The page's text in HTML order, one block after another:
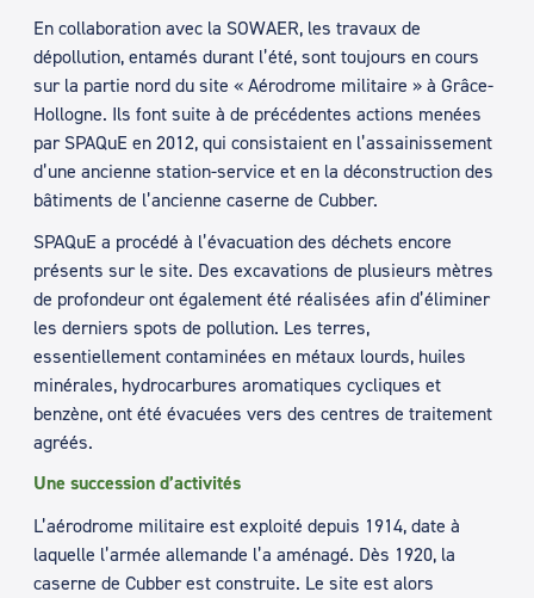
En collaboration avec la SOWAER, les travaux de
dépollution, entamés durant l’été, sont toujours en cours
sur la partie nord du site « Aérodrome militaire » à Grâce-
Hollogne. Ils font suite à de précédentes actions menées
par SPAQuE en 2012, qui consistaient en l’assainissement
d’une ancienne station-service et en la déconstruction des
bâtiments de l’ancienne caserne de Cubber.
SPAQuE a procédé à l’évacuation des déchets encore
présents sur le site. Des excavations de plusieurs mètres
de profondeur ont également été réalisées afin d’éliminer
les derniers spots de pollution. Les terres,
essentiellement contaminées en métaux lourds, huiles
minérales, hydrocarbures aromatiques cycliques et
benzène, ont été évacuées vers des centres de traitement
agréés.
Une succession d’activités
L’aérodrome militaire est exploité depuis 1914, date à
laquelle l’armée allemande l’a aménagé. Dès 1920, la
caserne de Cubber est construite. Le site est alors